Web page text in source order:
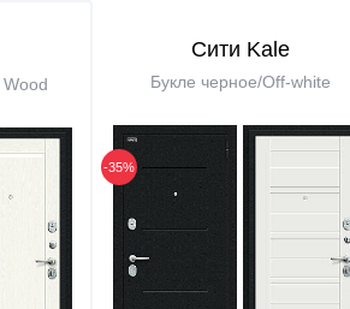
Сити Kale
Букле черное/Off-white
-35%